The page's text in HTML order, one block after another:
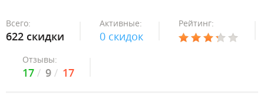
Всего:
622 скидки
Активные:
0 скидок
Рейтинг:
Отзывы:
17 9 17